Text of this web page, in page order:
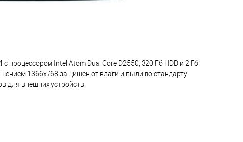
процессором Intel Atom Dual Core D2550, 320 Гб HDD и 2 Гб
1366х768 защищен от влаги и пыли по стандарту
для внешних устройств.